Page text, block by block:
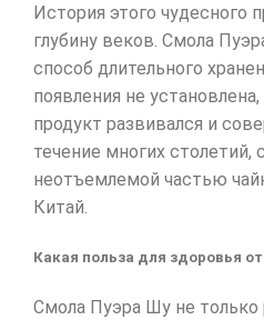
История этого чудесного
глубину веков. Смола
способ длительного
появления не
продукт развивался и
течение многих столетий,
неотъемлемой частью
Китай.
Какая польза для здоровья
Смола Пуэра Шу не только